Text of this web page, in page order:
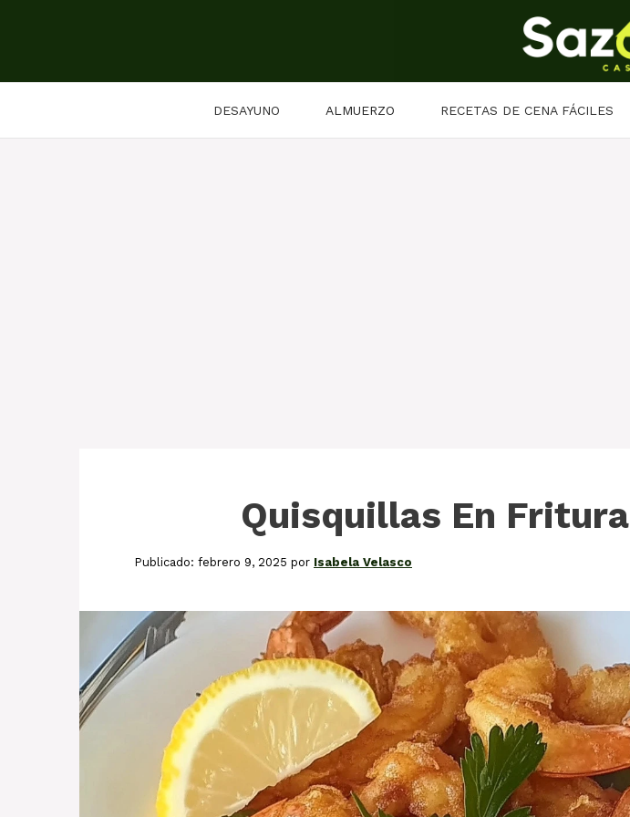
DESAYUNO ALMUERZO RECETAS DE CENA FÁCILES
Quisquillas En Fritura
febrero 9, 2025 por Isabela Velasco